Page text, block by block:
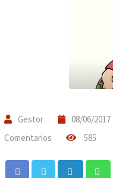
Gestor 08/06/2017
Comentarios
585
LinkedIn